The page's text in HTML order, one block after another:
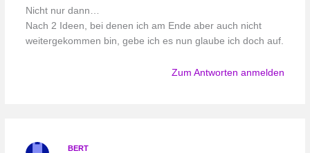
Nicht nur dann…
Nach 2 Ideen, bei denen ich am Ende aber auch nicht
weitergekommen bin, gebe ich es nun glaube ich doch auf.
Zum Antworten anmelden
BERT